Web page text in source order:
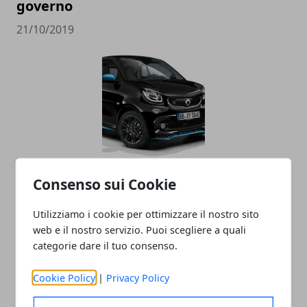
Consenso sui Cookie
Utilizziamo i cookie per ottimizzare il nostro sito
web e il nostro servizio. Puoi scegliere a quali
categorie dare il tuo consenso.
Cookie Policy | Privacy Policy
governo
21/10/2019
La Smart diventa cinese, addio alla
Germania
30/03/2019